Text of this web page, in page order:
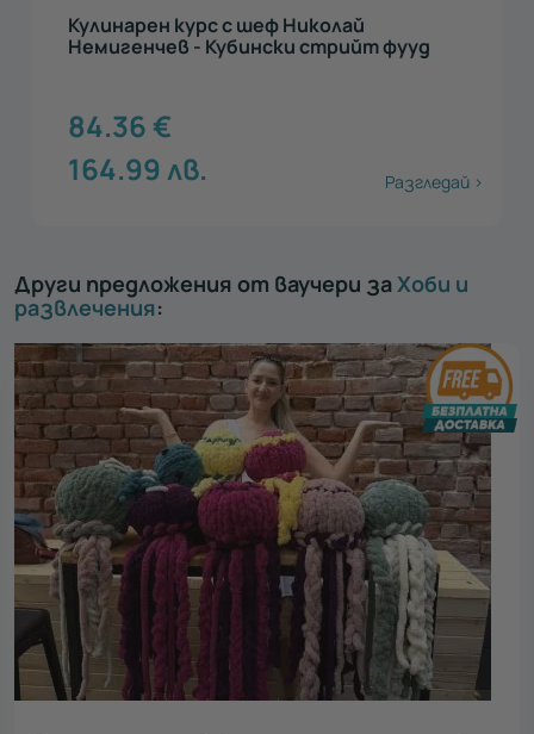
Кулинарен курс с шеф Николай
Немигенчев - Кубински стрийт фууд
84.36€
164.99 лв. Разгледай >
Други предложения от ваучери заХоби и
развлечения: